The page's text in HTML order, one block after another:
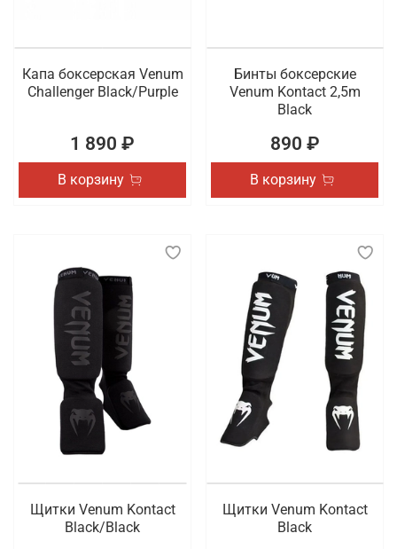
Капа боксерская Venum
Challenger Black/Purple
1 890 ₽
В корзину
Бинты боксерские
Venum Kontact 2,5m
Black
890 ₽
В корзину
Щитки Venum Kontact
Black/Black
Щитки Venum Kontact
Black